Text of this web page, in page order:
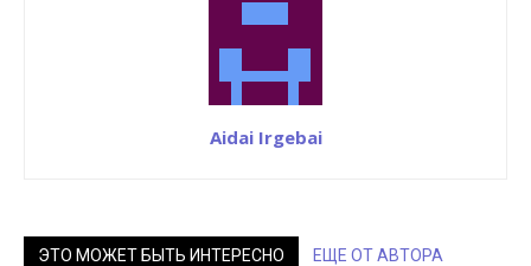
Aidai Irgebai
ЭТО МОЖЕТ БЫТЬ ИНТЕРЕСНО ЕЩЕ ОТ АВТОРА